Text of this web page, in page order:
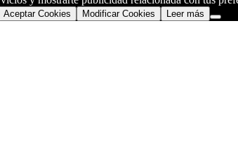
Aceptar Cookies Modificar Cookies Leer más